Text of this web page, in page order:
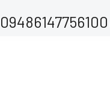
09486147756100